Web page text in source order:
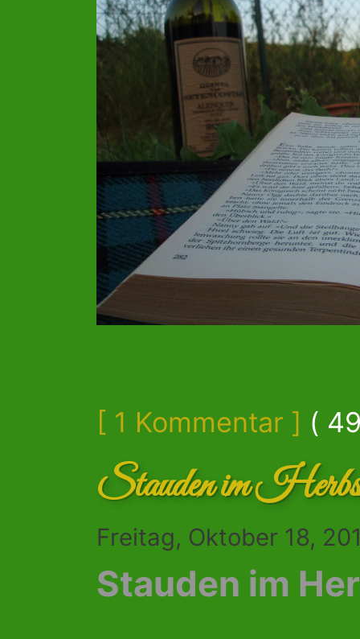
[ 1 Kommentar ] (
Stauden im
Freitag, Oktober 18,
Stauden im